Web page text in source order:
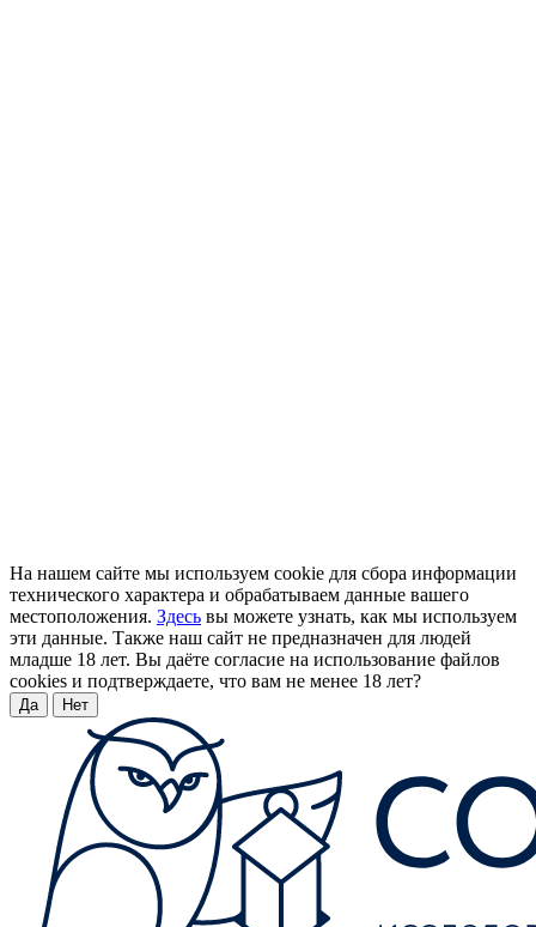
На нашем сайте мы используем cookie для сбора информации
технического характера и обрабатываем данные вашего
местоположения. Здесь вы можете узнать, как мы используем
эти данные. Также наш сайт не предназначен для людей
младше 18 лет. Вы даёте согласие на использование файлов
cookies и подтверждаете, что вам не менее 18 лет?
Да Нет